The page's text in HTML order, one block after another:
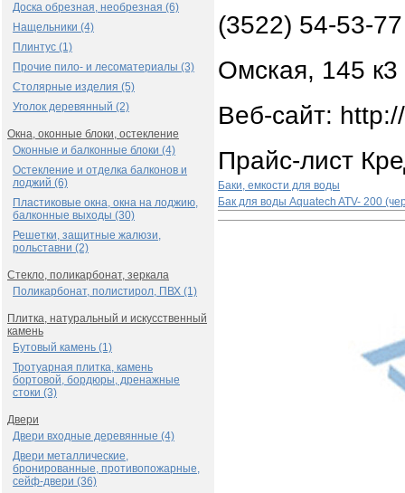
Доска обрезная, необрезная (6)
Нащельники (4)
Плинтус (1)
Прочие пило- и лесоматериалы (3)
Столярные изделия (5)
Уголок деревянный (2)
Окна, оконные блоки, остекление
Оконные и балконные блоки (4)
Остекление и отделка балконов и
лоджий (6)
Пластиковые окна, окна на лоджию,
балконные выходы (30)
Решетки, защитные жалюзи,
рольставни (2)
Стекло, поликарбонат, зеркала
Поликарбонат, полистирол, ПВХ (1)
Плитка, натуральный и искусственный
камень
Бутовый камень (1)
Тротуарная плитка, камень
бортовой, бордюры, дренажные
стоки (3)
Двери
Двери входные деревянные (4)
Двери металлические,
бронированные, противопожарные,
сейф-двери (36)
(3522) 54-53-
Омская, 145
Веб-сайт:
Прайс-лист
Баки, емкости для воды
Бак для воды Aquatech ATV- 200